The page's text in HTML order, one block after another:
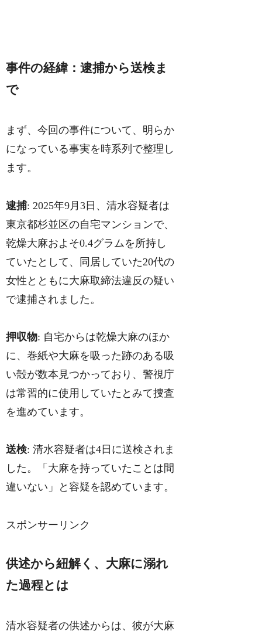
事件の経緯：逮捕から送検ま
で
まず、今回の事件について、明らか
になっている事実を時系列で整理し
ます。
逮捕: 2025年9月3日、清水容疑者は
東京都杉並区の自宅マンションで、
乾燥大麻およそ0.4グラムを所持し
ていたとして、同居していた20代の
女性とともに大麻取締法違反の疑い
で逮捕されました。
押収物: 自宅からは乾燥大麻のほか
に、巻紙や大麻を吸った跡のある吸
い殻が数本見つかっており、警視庁
は常習的に使用していたとみて捜査
を進めています。
送検: 清水容疑者は4日に送検されま
した。「大麻を持っていたことは間
違いない」と容疑を認めています。
スポンサーリンク
供述から紐解く、大麻に溺れ
た過程とは
清水容疑者の供述からは、彼が大麻